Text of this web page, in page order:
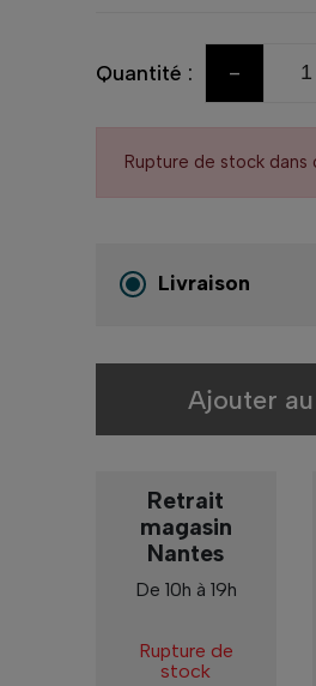
Quantité : -
Rupture de stock dans
Livraison
Ajouter
Retrait
magasin
Nantes
De 10h à 19h
Rupture de
stock